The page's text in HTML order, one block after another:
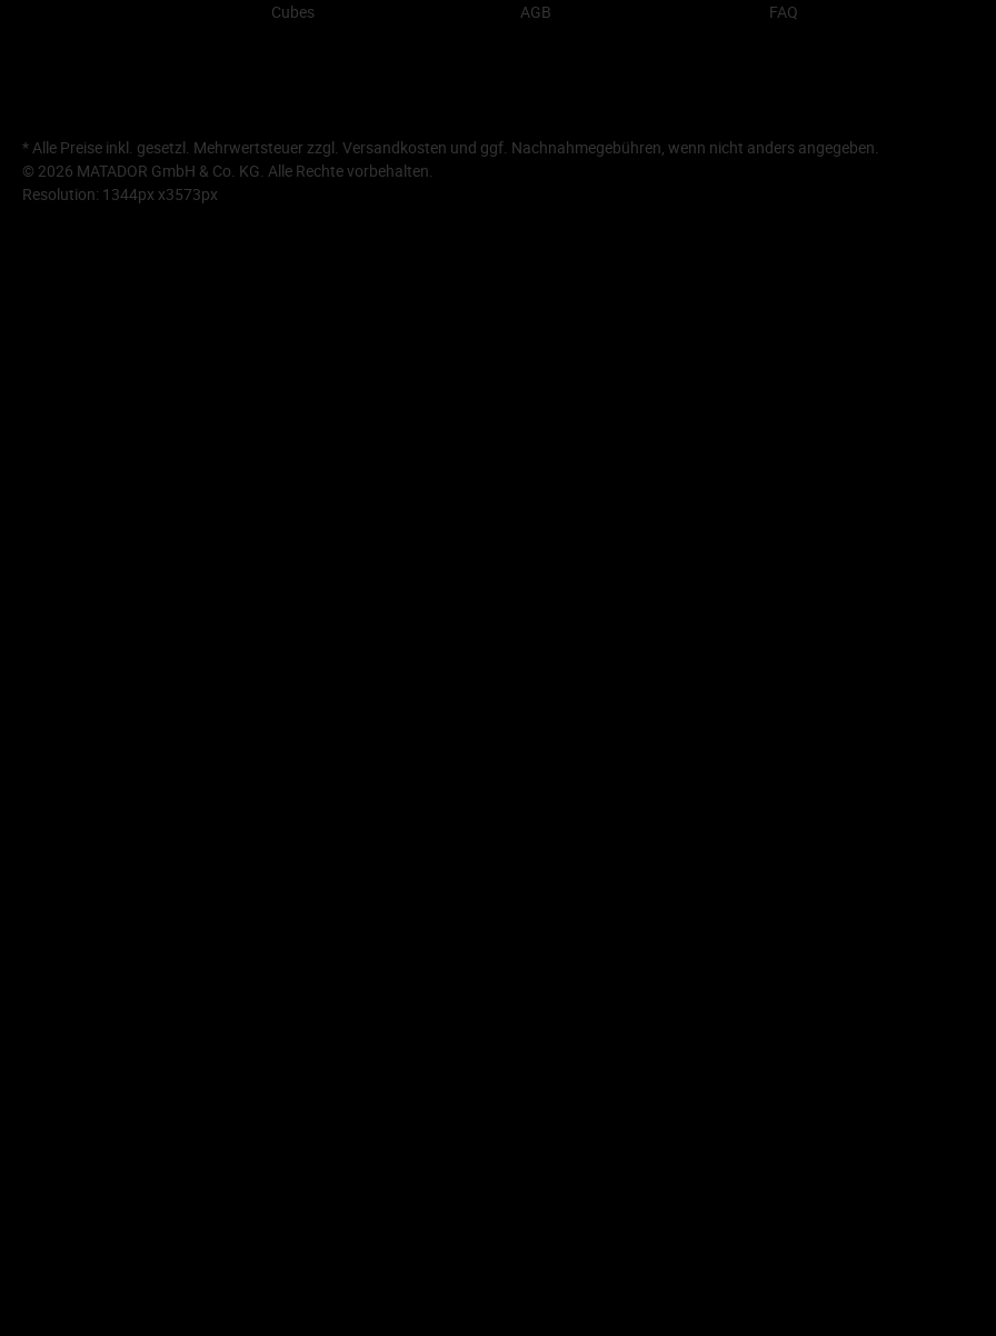
Cubes
AGB
FAQ
* Alle Preise inkl. gesetzl. Mehrwertsteuer zzgl. Versandkosten und ggf. Nachnahmegebühren, wenn nicht anders angegeben.
© 2026 MATADOR GmbH & Co. KG. Alle Rechte vorbehalten.
Resolution: 1344px x3573px